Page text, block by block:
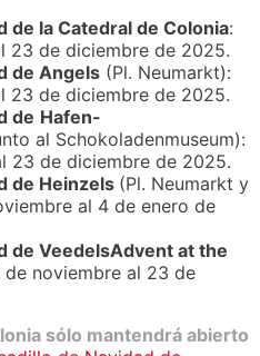
de la Catedral de Colonia:
23 de diciembre de 2025.
de Angels (Pl. Neumarkt):
23 de diciembre de 2025.
de Hafen-
al Schokoladenmuseum):
23 de diciembre de 2025.
de Heinzels (Pl. Neumarkt y
al 4 de enero de
de VeedelsAdvent at the
de noviembre al 23 de
sólo mantendrá abierto